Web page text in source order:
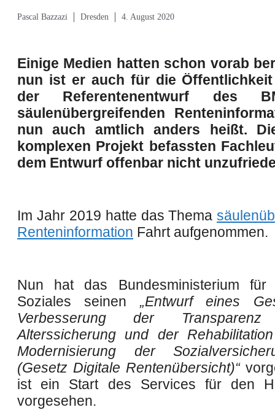
Pascal Bazzazi Dresden 4. August 2020
Einige Medien hatten schon vorab
nun ist er auch für die
der Referentenentwurf des
säulenübergreifenden
nun auch amtlich anders heißt.
komplexen Projekt befassten
dem Entwurf offenbar nicht
Im Jahr 2019 hatte das Thema
Renteninformation Fahrt aufgenommen.
Nun hat das Bundesministerium für
Soziales seinen „Entwurf eines
Verbesserung der
Alterssicherung und der
Modernisierung der
(Gesetz Digitale Rentenübersicht)“
ist ein Start des Services für den
vorgesehen.